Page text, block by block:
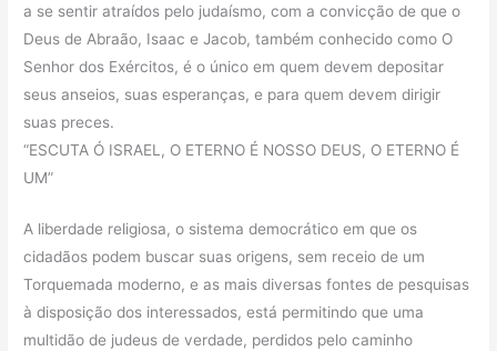
a se sentir atraídos pelo judaísmo, com a convicção de que o
Deus de Abraão, Isaac e Jacob, também conhecido como O
Senhor dos Exércitos, é o único em quem devem depositar
seus anseios, suas esperanças, e para quem devem dirigir
suas preces.
“ESCUTA Ó ISRAEL, O ETERNO É NOSSO DEUS, O ETERNO É
UM”
A liberdade religiosa, o sistema democrático em que os
cidadãos podem buscar suas origens, sem receio de um
Torquemada moderno, e as mais diversas fontes de pesquisas
à disposição dos interessados, está permitindo que uma
multidão de judeus de verdade, perdidos pelo caminho